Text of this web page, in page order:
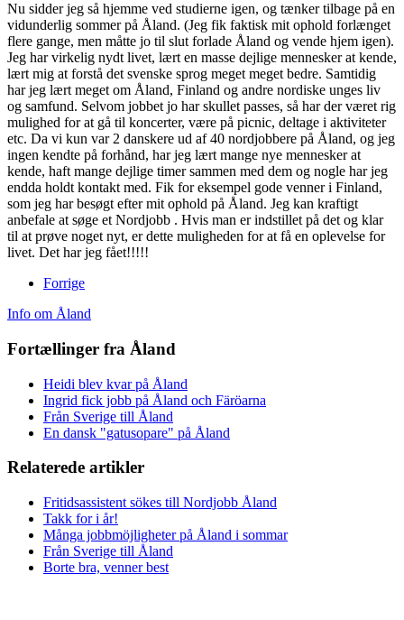
Nu sidder jeg så hjemme ved studierne igen, og tænker tilbage på en
vidunderlig sommer på Åland. (Jeg fik faktisk mit ophold forlænget
flere gange, men måtte jo til slut forlade Åland og vende hjem igen).
Jeg har virkelig nydt livet, lært en masse dejlige mennesker at kende,
lært mig at forstå det svenske sprog meget meget bedre. Samtidig
har jeg lært meget om Åland, Finland og andre nordiske unges liv
og samfund. Selvom jobbet jo har skullet passes, så har der været rig
mulighed for at gå til koncerter, være på picnic, deltage i aktiviteter
etc. Da vi kun var 2 danskere ud af 40 nordjobbere på Åland, og jeg
ingen kendte på forhånd, har jeg lært mange nye mennesker at
kende, haft mange dejlige timer sammen med dem og nogle har jeg
endda holdt kontakt med. Fik for eksempel gode venner i Finland,
som jeg har besøgt efter mit ophold på Åland. Jeg kan kraftigt
anbefale at søge et Nordjobb . Hvis man er indstillet på det og klar
til at prøve noget nyt, er dette muligheden for at få en oplevelse for
livet. Det har jeg fået!!!!!
Forrige
Info om Åland
Fortællinger fra Åland
Heidi blev kvar på Åland
Ingrid fick jobb på Åland och Färöarna
Från Sverige till Åland
En dansk "gatusopare" på Åland
Relaterede artikler
Fritidsassistent sökes till Nordjobb Åland
Takk for i år!
Många jobbmöjligheter på Åland i sommar
Från Sverige till Åland
Borte bra, venner best